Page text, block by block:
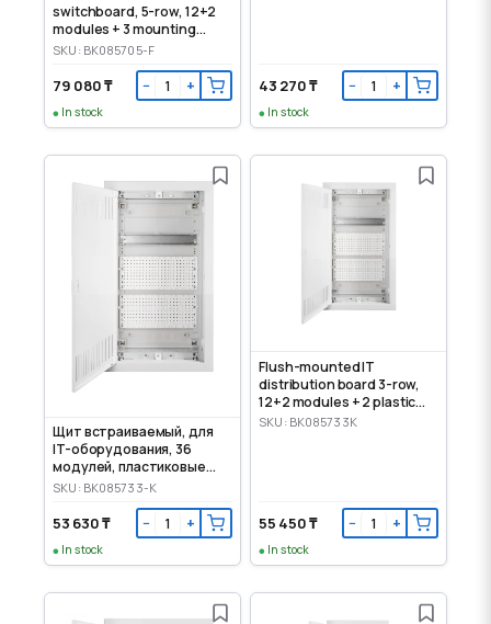
switchboard, 5-row, 12+2
modules + 3 mounting
panels
SKU: BK085705-F
79 080 ₸ − +
In stock
43 270 ₸ − +
In stock
Щит встраиваемый, для
IT-оборудования, 36
модулей, пластиковые
панели
SKU: BK085733-K
53 630 ₸ − +
In stock
Flush-mounted IT
distribution board 3-row,
12+2 modules + 2 plastic
mounting panels
SKU: BK085733K
55 450 ₸ − +
In stock